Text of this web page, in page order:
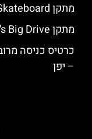
מתקן Elmo's Go-Go Skateboard ביוניברסל יפן
מתקן Sesame's Big Drive ביוניברסל יפן
כרטיס כניסה
– יפן